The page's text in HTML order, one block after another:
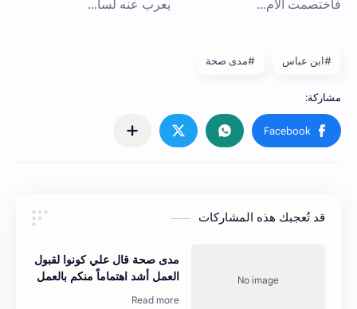
#ابن عباس #مدى صحة
قد تُعجبك هذه المشاركات
مدى صحة قال علي كونوا لقبول
العمل أشد اهتماماً منكم بالعمل